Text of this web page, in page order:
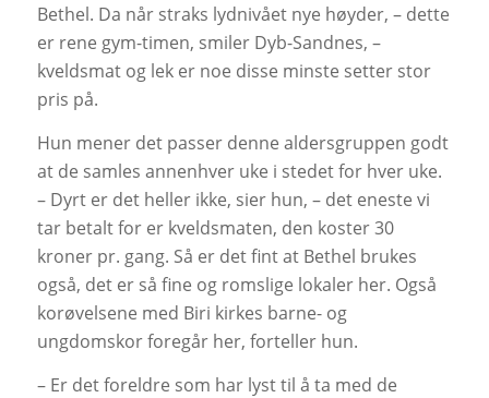
Bethel. Da når straks lydnivået nye høyder, – dette
er rene gym-timen, smiler Dyb-Sandnes, –
kveldsmat og lek er noe disse minste setter stor
pris på.
Hun mener det passer denne aldersgruppen godt
at de samles annenhver uke i stedet for hver uke.
– Dyrt er det heller ikke, sier hun, – det eneste vi
tar betalt for er kveldsmaten, den koster 30
kroner pr. gang. Så er det fint at Bethel brukes
også, det er så fine og romslige lokaler her. Også
korøvelsene med Biri kirkes barne- og
ungdomskor foregår her, forteller hun.
– Er det foreldre som har lyst til å ta med de